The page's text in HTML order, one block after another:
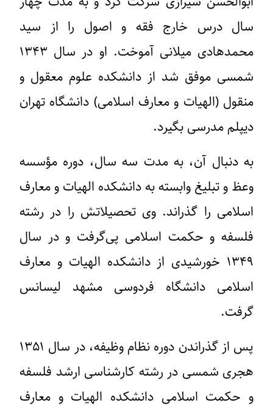
سال درس خارج فقه و اصول را از سید
محمدهادی میلانی آموخت. او در سال ۱۳۴۳
شمسی موفق شد از دانشکده علوم معقول و
منقول (الهیات و معارف اسلامی) دانشگاه تهران
دیپلم مدرسی بگیرد.
به دنبال آن، به مدت سه سال، دوره مؤسسه
وعظ و تبلیغ وابسته به دانشکده الهیات و معارف
اسلامی را گذراند. وی تحصیلاتش را در رشته
فلسفه و حکمت اسلامی پی‌گرفت و در سال
۱۳۴۹ خورشیدی از دانشکده الهیات و معارف
اسلامی دانشگاه فردوسی مشهد لیسانس
گرفت.
پس از گذراندن دوره نظام وظیفه، در سال ۱۳۵۱
هجری شمسی در رشته کارشناسی ارشد فلسفه
و حکمت اسلامی دانشکده الهیات و معارف